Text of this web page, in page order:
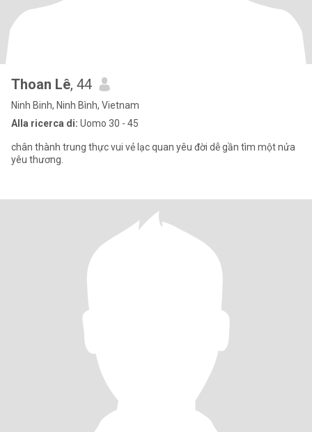
Thoan Lê, 44
Ninh Binh, Ninh Bình, Vietnam
Alla ricerca di: Uomo 30 - 45
chân thành trung thực vui vẻ lạc quan yêu đời dễ gần tìm một nửa
yêu thương.